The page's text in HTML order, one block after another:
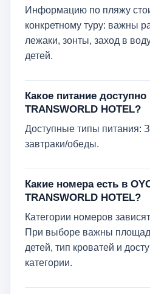
Информацию по пляжу
конкретному туру: важны
лежаки, зонты, заход в
детей.
Какое питание доступно
TRANSWORLD HOTEL?
Доступные типы питания:
завтраки/обеды.
Какие номера есть в
TRANSWORLD HOTEL?
Категории номеров
При выборе важны
детей, тип кроватей и
категории.